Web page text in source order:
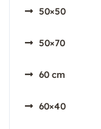
50×50
50×70
60 cm
60×40